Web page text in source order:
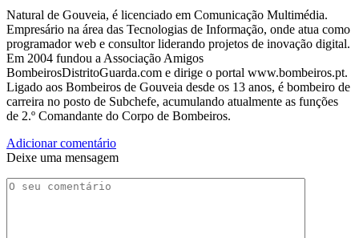
Natural de Gouveia, é licenciado em Comunicação Multimédia.
Empresário na área das Tecnologias de Informação, onde atua como
programador web e consultor liderando projetos de inovação digital.
Em 2004 fundou a Associação Amigos
BombeirosDistritoGuarda.com e dirige o portal www.bombeiros.pt.
Ligado aos Bombeiros de Gouveia desde os 13 anos, é bombeiro de
carreira no posto de Subchefe, acumulando atualmente as funções
de 2.º Comandante do Corpo de Bombeiros.
Adicionar comentário
Deixe uma mensagem